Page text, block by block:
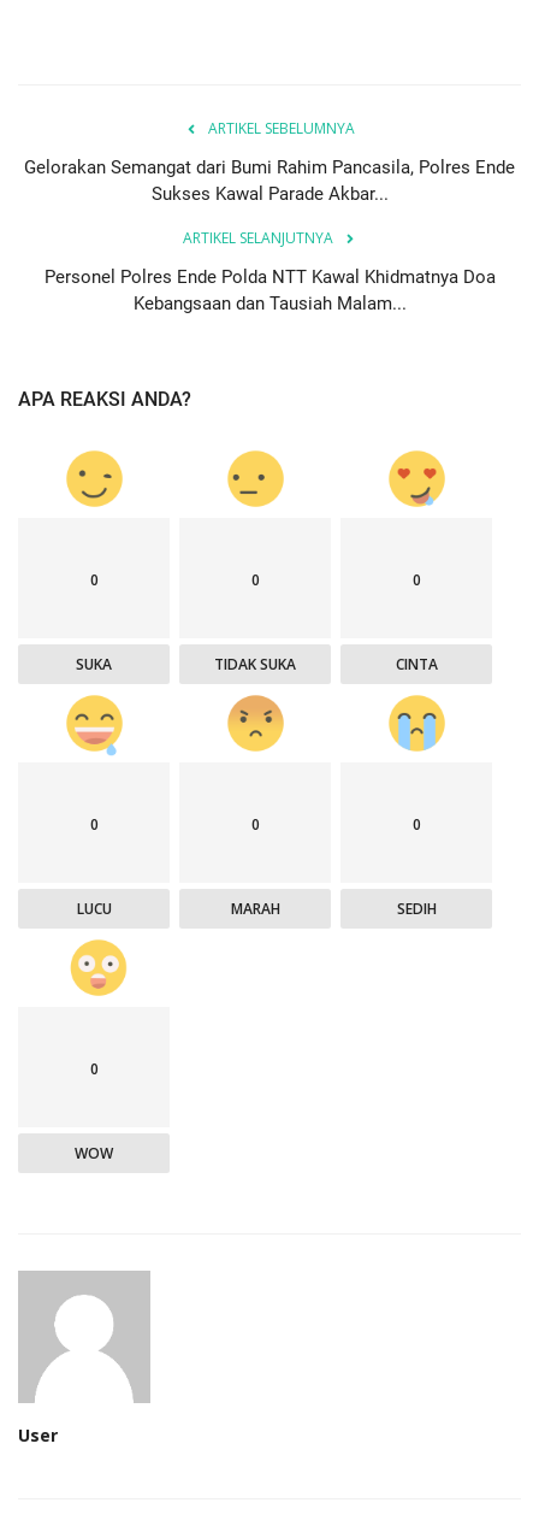
ARTIKEL SEBELUMNYA
Gelorakan Semangat dari Bumi Rahim Pancasila, Polres Ende
Sukses Kawal Parade Akbar...
ARTIKEL SELANJUTNYA
Personel Polres Ende Polda NTT Kawal Khidmatnya Doa
Kebangsaan dan Tausiah Malam...
APA REAKSI ANDA?
0
SUKA
0
TIDAK SUKA
0
CINTA
0
LUCU
0
MARAH
0
SEDIH
0
WOW
User